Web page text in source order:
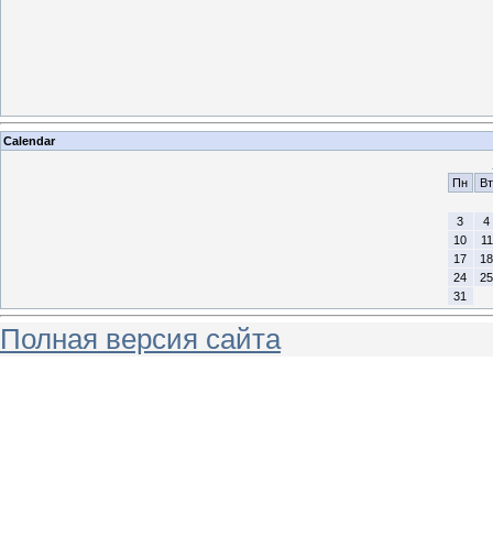
Calendar
Пн
Вт
3
4
10
11
17
18
24
25
31
Полная версия сайта